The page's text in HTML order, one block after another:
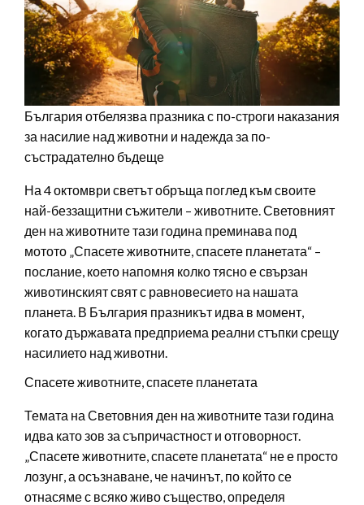
България отбелязва празника с по-строги наказания
за насилие над животни и надежда за по-
състрадателно бъдеще
На 4 октомври светът обръща поглед към своите
най-беззащитни съжители – животните. Световният
ден на животните тази година преминава под
мотото „Спасете животните, спасете планетата“ –
послание, което напомня колко тясно е свързан
животинският свят с равновесието на нашата
планета. В България празникът идва в момент,
когато държавата предприема реални стъпки срещу
насилието над животни.
Спасете животните, спасете планетата
Темата на Световния ден на животните тази година
идва като зов за съпричастност и отговорност.
„Спасете животните, спасете планетата“ не е просто
лозунг, а осъзнаване, че начинът, по който се
отнасяме с всяко живо същество, определя